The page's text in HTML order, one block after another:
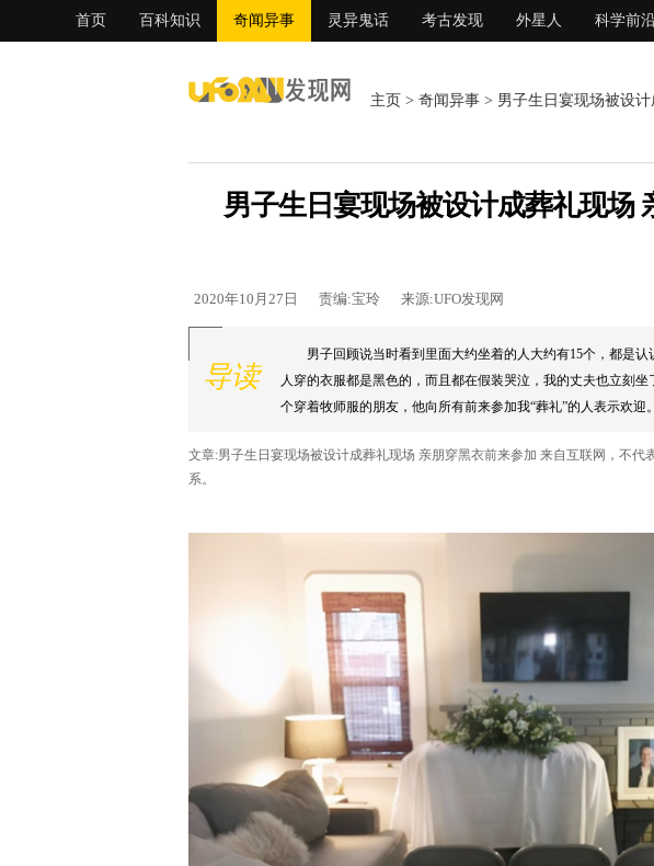
首页 百科知识 奇闻异事 灵异鬼话 考古发现 外星人 科学前
主页 > 奇闻异事 > 男子生日宴现场被设
男子生日宴现场被设计成葬礼现场
2020年10月27日 责编:宝玲 来源:UFO发现网
导读
男子回顾说当时看到里面大约坐着的人大约有15个，都是
人穿的衣服都是黑色的，而且都在假装哭泣，我的丈夫也立刻
个穿着牧师服的朋友，他向所有前来参加我“葬礼”的人表示欢迎
文章:男子生日宴现场被设计成葬礼现场 亲朋穿黑衣前来参加 来自互联网，不
系。